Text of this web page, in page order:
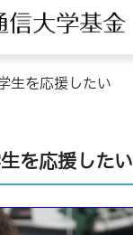
生を応援したい
を応援したい